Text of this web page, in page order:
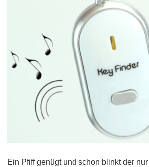
Ein Pfiff genügt und schon blinkt der nur